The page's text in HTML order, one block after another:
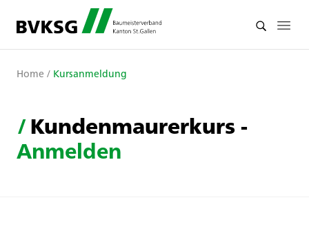
Home / Kursanmeldung
/Kundenmaurerkurs -
Anmelden